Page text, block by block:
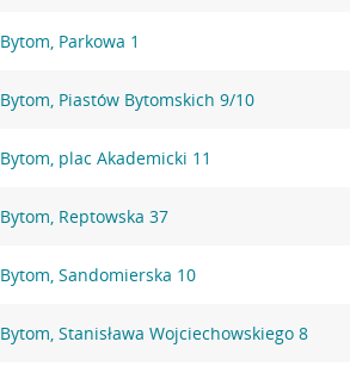
Bytom, Parkowa 1
Bytom, Piastów Bytomskich 9/10
Bytom, plac Akademicki 11
Bytom, Reptowska 37
Bytom, Sandomierska 10
Bytom, Stanisława Wojciechowskiego 8